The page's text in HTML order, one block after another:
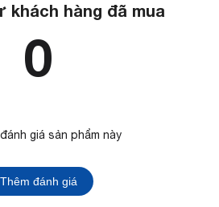
khách hàng đã mua
0
giá sản phẩm này
Thêm đánh giá